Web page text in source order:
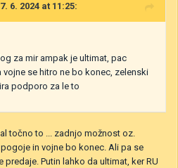
6. 2024 at 11:25:
za mir ampak je ultimat, pac
vojne se hitro ne bo konec, zelenski
podporo za le to
točno to ... zadnjo možnost oz.
in vojne bo konec. Ali pa se
Putin lahko da ultimat, ker RU